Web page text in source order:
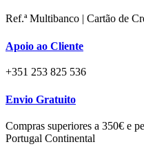
Ref.ª Multibanco | Cartão de
Apoio ao Cliente
+351 253 825 536
Envio Gratuito
Compras superiores a 350€ e
Portugal Continental